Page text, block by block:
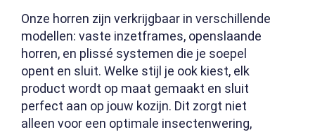
Onze horren zijn verkrijgbaar in verschillende
modellen: vaste inzetframes, openslaande
horren, en plissé systemen die je soepel
opent en sluit. Welke stijl je ook kiest, elk
product wordt op maat gemaakt en sluit
perfect aan op jouw kozijn. Dit zorgt niet
alleen voor een optimale insectenwering,